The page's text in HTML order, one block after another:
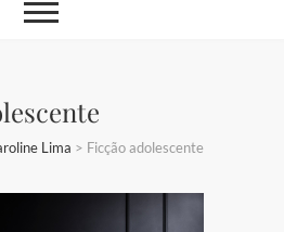
Lima > Ficção adolescente